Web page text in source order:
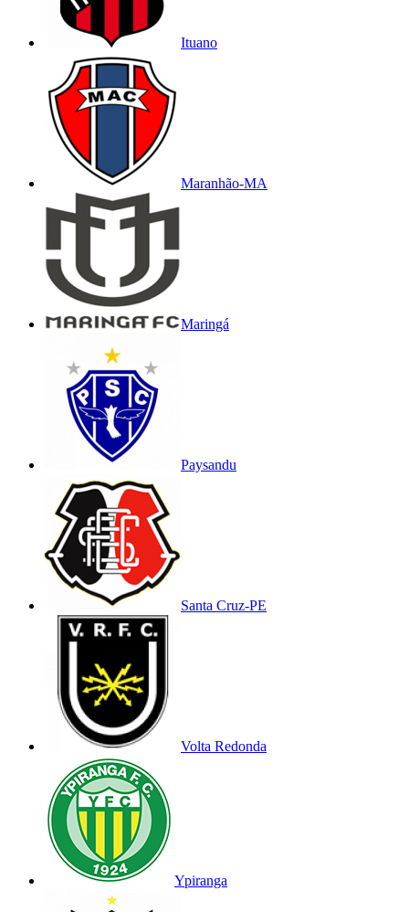
Ituano
Maranhão-MA
Maringá
Paysandu
Santa Cruz-PE
Volta Redonda
Ypiranga